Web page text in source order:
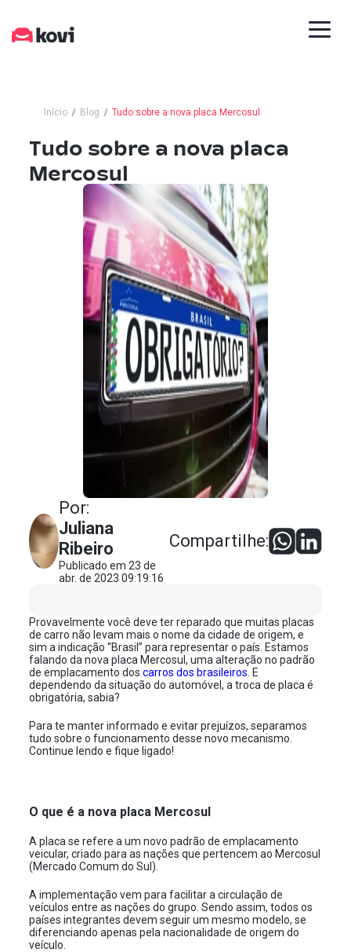
Início Blog Tudo sobre a nova placa Mercosul
Tudo sobre a nova placa
Mercosul
Por:
Juliana
Ribeiro
Publicado em 23 de
abr. de 2023 09:19:16
Compartilhe:
Provavelmente você deve ter reparado que muitas placas
de carro não levam mais o nome da cidade de origem, e
sim a indicação “Brasil” para representar o país. Estamos
falando da nova placa Mercosul, uma alteração no padrão
de emplacamento doscarros dos brasileiros . E
dependendo da situação do automóvel, a troca de placa é
obrigatória, sabia?
Para te manter informado e evitar prejuízos, separamos
tudo sobre o funcionamento desse novo mecanismo.
Continue lendo e fique ligado!
O que é a nova placa Mercosul
A placa se refere a um novo padrão de emplacamento
veicular, criado para as nações que pertencem ao Mercosul
(Mercado Comum do Sul).
A implementação vem para facilitar a circulação de
veículos entre as nações do grupo. Sendo assim, todos os
países integrantes devem seguir um mesmo modelo, se
diferenciando apenas pela nacionalidade de origem do
veículo.